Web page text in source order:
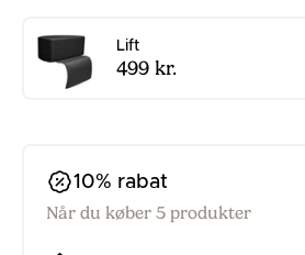
Lift
499 kr.
10% rabat
Når du køber 5 produkter